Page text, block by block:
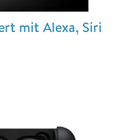
mit Alexa, Siri